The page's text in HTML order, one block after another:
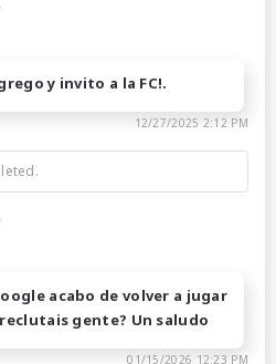
y invito a la FC!.
12/27/2025 2:12 PM
acabo de volver a jugar
gente? Un saludo
01/15/2026 12:23 PM